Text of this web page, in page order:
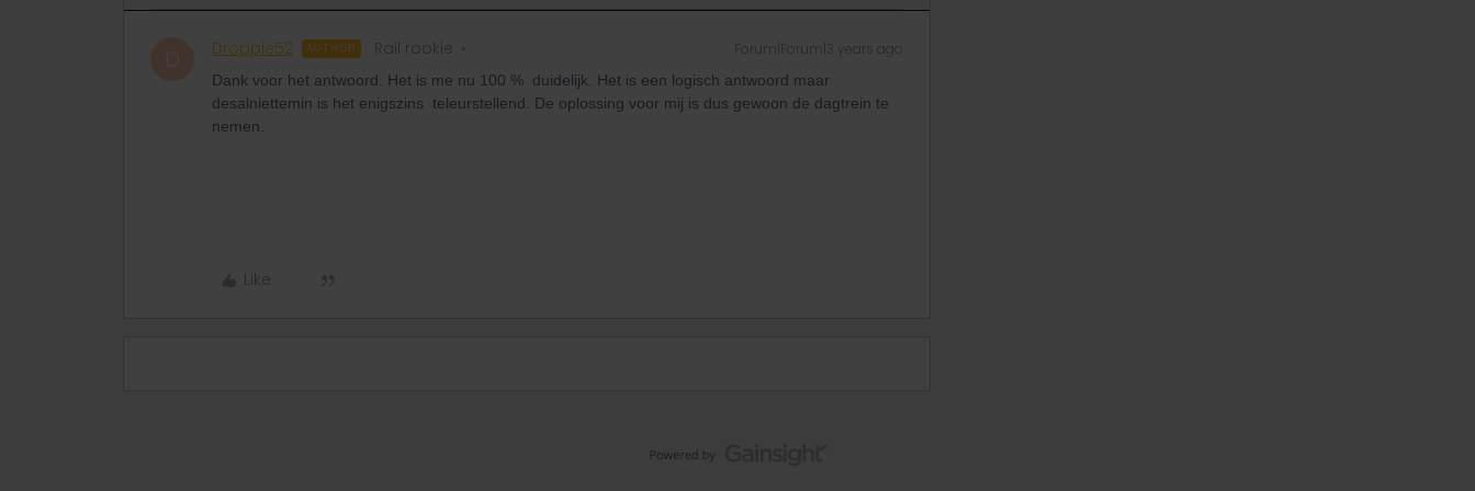
Droppie52 AUTHOR Rail rookie Forum|Forum|3 years ago
Dank voor het antwoord. Het is me nu 100 % duidelijk. Het is een logisch antwoord maar
desalniettemin is het enigszins teleurstellend. De oplossing voor mij is dus gewoon de dagtrein te
nemen.
Like